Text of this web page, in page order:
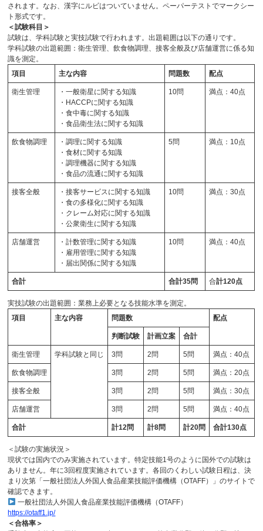
されます。なお、漢字にルビはついていません。ペーパーテストでマークシー
ト形式です。
＜試験科目＞
試験は、学科試験と実技試験で行われます。出題範囲は以下の通りです。
学科試験の出題範囲：衛生管理、飲食物調理、接客全般及び店舗運営に係る知
識を測定。
項目
主な内容 問題数 配点
衛生管理
・一般衛星に関する知識
・HACCPに関する知識
・食中毒に関する知識
・食品衛生法に関する知識
10問 満点：40点
飲食物調理
・調理に関する知識
・食材に関する知識
・調理機器に関する知識
・食品の流通に関する知識
5問 満点：10点
接客全般
・接客サービスに関する知識
・食の多様化に関する知識
・クレーム対応に関する知識
・公衆衛生に関する知識
10問 満点：30点
店舗運営
・計数管理に関する知識
・雇用管理に関する知識
・届出関係に関する知識
10問 満点：40点
合計 合計35問 合計120点
実技試験の出題範囲：業務上必要となる技能水準を測定。
項目
主な内容 問題数 配点
判断試験 計画立案 合計
衛生管理 学科試験と同じ 3問 2問 5問 満点：40点
飲食物調理 3問 2問 5問 満点：20点
接客全般 3問 2問 5問 満点：30点
店舗運営 3問 2問 5問 満点：40点
合計 計12問 計8問 計20問 合計130点
＜試験の実施状況＞
現状では国内でのみ実施されています。特定技能1号のように国外での試験は
ありません。年に3回程度実施されています。各回のくわしい試験日程は、決
まり次第「一般社団法人外国人食品産業技能評価機構（OTAFF）」のサイトで
確認できます。
一般社団法人外国人食品産業技能評価機構（OTAFF）
https://otaff1.jp/
＜合格率＞